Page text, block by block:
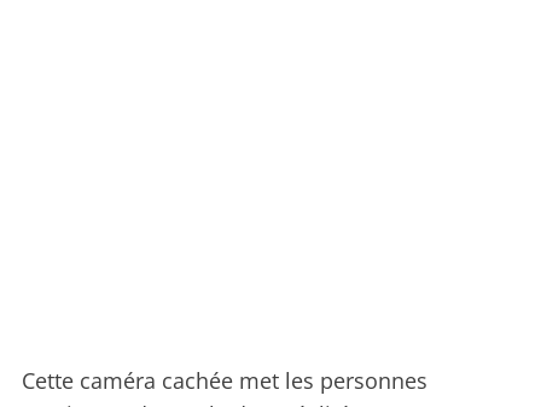
Cette caméra cachée met les personnes